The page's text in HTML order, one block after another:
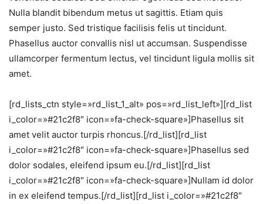
Nulla blandit bibendum metus ut sagittis. Etiam quis
semper justo. Sed tristique facilisis felis ut tincidunt.
Phasellus auctor convallis nisl ut accumsan. Suspendisse
ullamcorper fermentum lectus, vel tincidunt ligula mollis sit
amet.
[rd_lists_ctn style=»rd_list_1_alt» pos=»rd_list_left»][rd_list
i_color=»#21c2f8″ icon=»fa-check-square»]Phasellus sit
amet velit auctor turpis rhoncus.[/rd_list][rd_list
i_color=»#21c2f8″ icon=»fa-check-square»]Phasellus sed
dolor sodales, eleifend ipsum eu.[/rd_list][rd_list
i_color=»#21c2f8″ icon=»fa-check-square»]Nullam id dolor
in ex eleifend tempus.[/rd_list][rd_list i_color=»#21c2f8″